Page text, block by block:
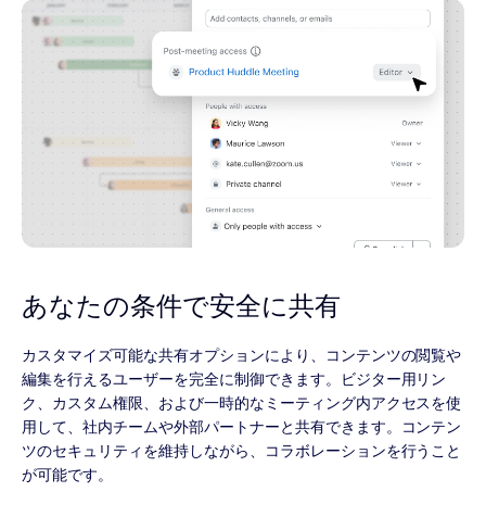
あなたの条件で安全に共有
カスタマイズ可能な共有オプションにより、コンテンツの閲覧や
編集を行えるユーザーを完全に制御できます。ビジター用リン
ク、カスタム権限、および一時的なミーティング内アクセスを使
用して、社内チームや外部パートナーと共有できます。コンテン
ツのセキュリティを維持しながら、コラボレーションを行うこと
が可能です。